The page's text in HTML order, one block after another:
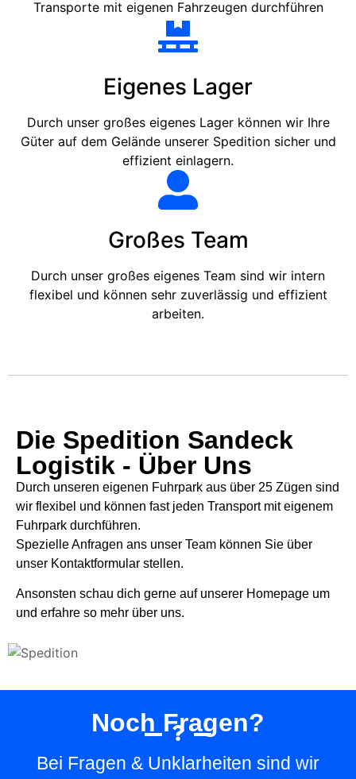
Transporte mit eigenen Fahrzeugen durchführen
Eigenes Lager
Durch unser großes eigenes Lager können wir Ihre
Güter auf dem Gelände unserer Spedition sicher und
effizient einlagern.
Großes Team
Durch unser großes eigenes Team sind wir intern
flexibel und können sehr zuverlässig und effizient
arbeiten.
Die Spedition Sandeck
Logistik - Über Uns
Durch unseren eigenen Fuhrpark aus über 25 Zügen sind
wir flexibel und können fast jeden Transport mit eigenem
Fuhrpark durchführen.
Spezielle Anfragen ans unser Team können Sie über
unser Kontaktformular stellen.
Ansonsten schau dich gerne auf unserer Homepage um
und erfahre so mehr über uns.
Noch Fragen?
Bei Fragen & Unklarheiten sind wir